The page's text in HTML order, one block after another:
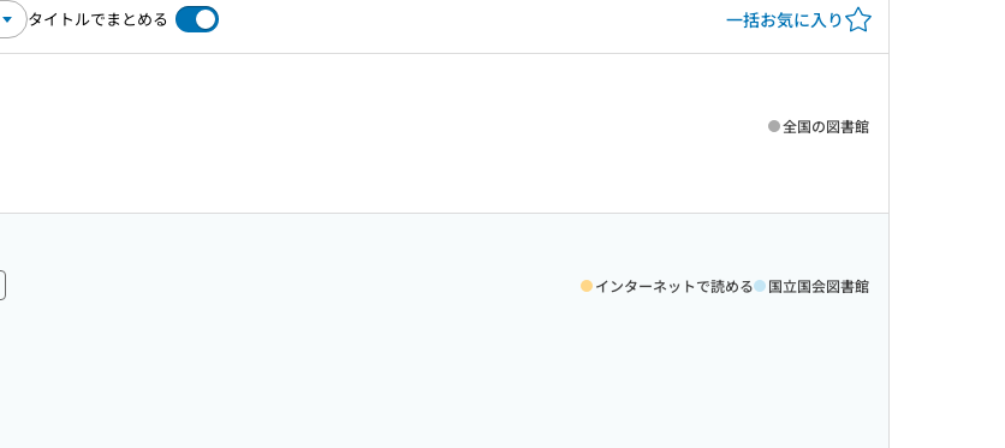
タイトルでまとめる 一括お気に入り
全国の図書館
インターネットで読める 国立国会図書館